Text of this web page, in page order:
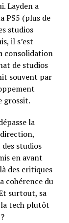
Layden a
PS5 (plus de
studios
il s’est
consolidation
de studios
souvent par
grossit.
la
studios
en avant
des critiques
cohérence du
surtout, sa
tech plutôt